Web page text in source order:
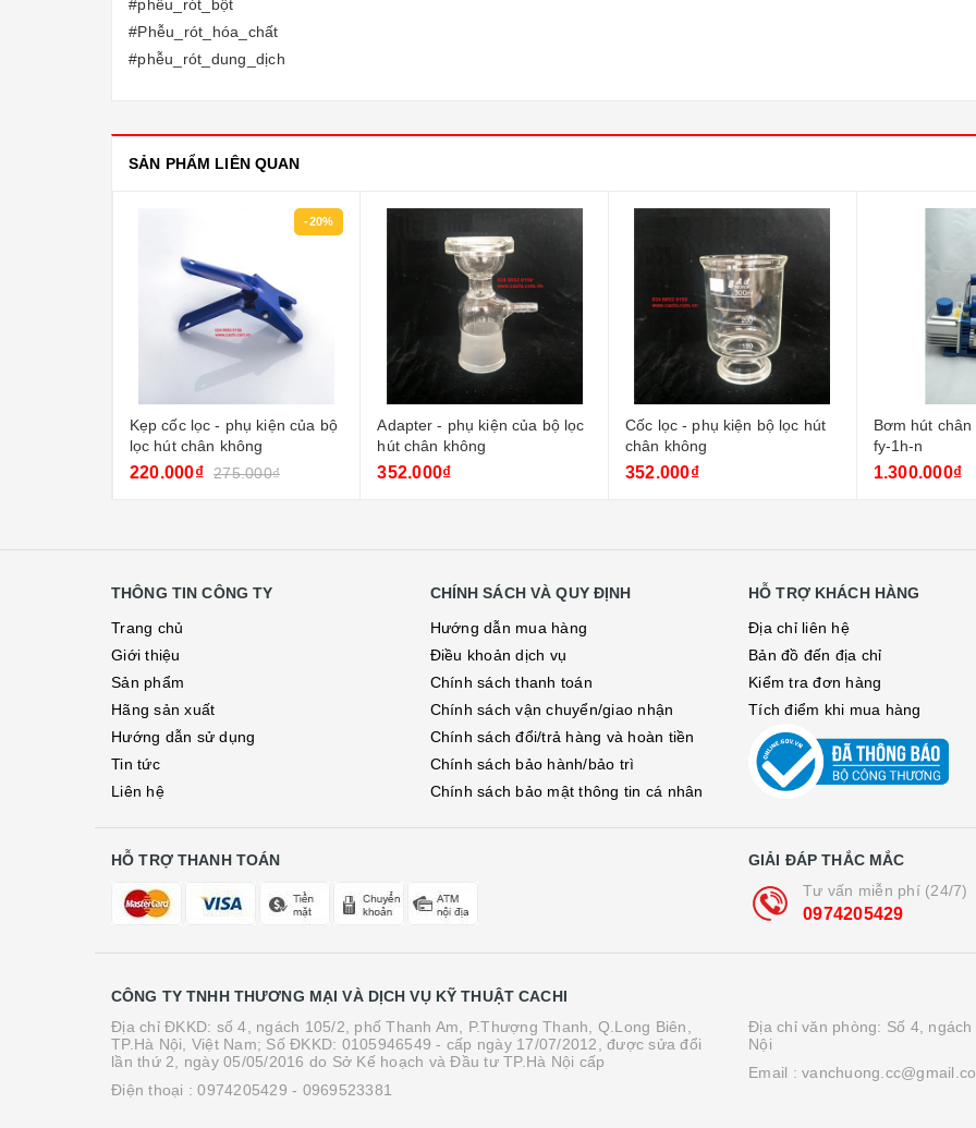
#phễu_rót_bột
#Phễu_rót_hóa_chất
#phễu_rót_dung_dịch
SẢN PHẨM LIÊN QUAN
Adapter - phụ kiện của bộ lọc
hút chân không
352.000₫
Cốc lọc - phụ kiện bộ lọc hút
chân không
352.000₫
Bơm hút chân không, model:
fy-1h-n
1.300.000₫
Phễu nhựa phi
2.750₫
THÔNG TIN CÔNG TY
Trang chủ
Giới thiệu
Sản phẩm
Hãng sản xuất
Hướng dẫn sử dụng
Tin tức
Liên hệ
CHÍNH SÁCH VÀ QUY ĐỊNH
Hướng dẫn mua hàng
Điều khoản dịch vụ
Chính sách thanh toán
Chính sách vận chuyển/giao nhận
Chính sách đổi/trả hàng và hoàn tiền
Chính sách bảo hành/bảo trì
Chính sách bảo mật thông tin cá nhân
HỖ TRỢ KHÁCH HÀNG
Địa chỉ liên hệ
Bản đồ đến địa chỉ
Kiểm tra đơn hàng
Tích điểm khi mua hàng
HỖ TRỢ THANH TOÁN
GIẢI ĐÁP THẮC MẮC
Tư vấn miễn phí (24/7)
0974205429
CÔNG TY TNHH THƯƠNG MẠI VÀ DỊCH VỤ KỸ THUẬT CACHI
Địa chỉ ĐKKD: số 4, ngách 105/2, phố Thanh Am, P.Thượng Thanh, Q.Long Biên,
TP.Hà Nội, Việt Nam; Số ĐKKD: 0105946549 - cấp ngày 17/07/2012, được sửa đổi
lần thứ 2, ngày 05/05/2016 do Sở Kế hoạch và Đầu tư TP.Hà Nội cấp
Điện thoại :0974205429 - 0969523381
Địa chỉ văn phòng: Số 4,
Nội
Email :